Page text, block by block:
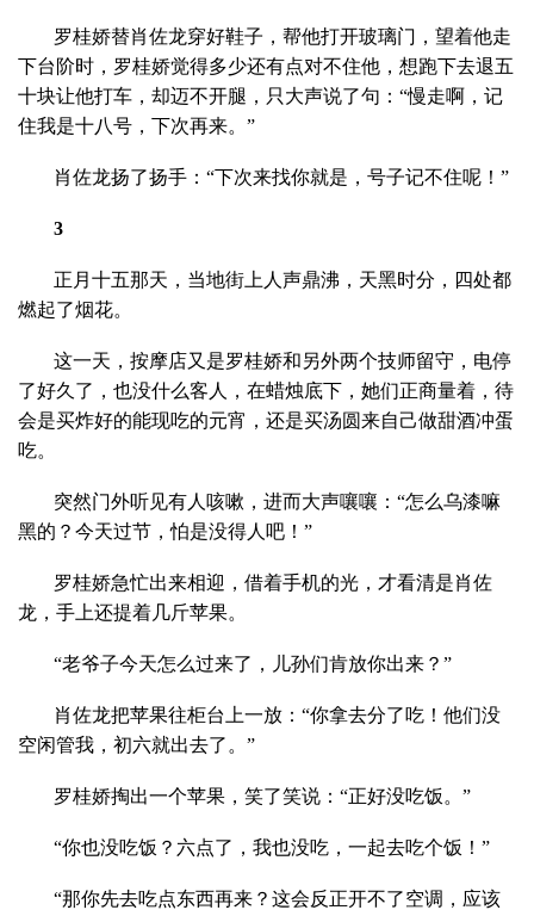
罗桂娇替肖佐龙穿好鞋子，帮他打开玻璃门，望着他走
下台阶时，罗桂娇觉得多少还有点对不住他，想跑下去退五
十块让他打车，却迈不开腿，只大声说了句：“慢走啊，记
住我是十八号，下次再来。”
肖佐龙扬了扬手：“下次来找你就是，号子记不住呢！”
3
正月十五那天，当地街上人声鼎沸，天黑时分，四处都
燃起了烟花。
这一天，按摩店又是罗桂娇和另外两个技师留守，电停
了好久了，也没什么客人，在蜡烛底下，她们正商量着，待
会是买炸好的能现吃的元宵，还是买汤圆来自己做甜酒冲蛋
吃。
突然门外听见有人咳嗽，进而大声嚷嚷：“怎么乌漆嘛
黑的？今天过节，怕是没得人吧！”
罗桂娇急忙出来相迎，借着手机的光，才看清是肖佐
龙，手上还提着几斤苹果。
“老爷子今天怎么过来了，儿孙们肯放你出来？”
肖佐龙把苹果往柜台上一放：“你拿去分了吃！他们没
空闲管我，初六就出去了。”
罗桂娇掏出一个苹果，笑了笑说：“正好没吃饭。”
“你也没吃饭？六点了，我也没吃，一起去吃个饭！”
“那你先去吃点东西再来？这会反正开不了空调，应该